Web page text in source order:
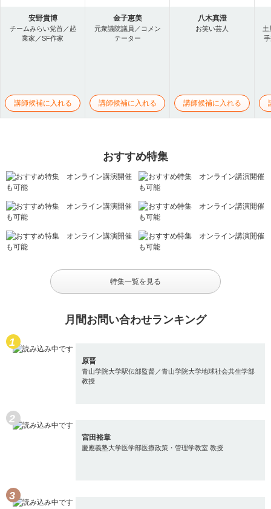
安野貴博
チームみらい党首／起
業家／SF作家
講師候補に入れる
金子恵美
元衆議院議員／コメン
テーター
講師候補に入れる
八木真澄
お笑い芸人
講師候補に入れる
土
おすすめ特集
特集一覧を見る
月間お問い合わせランキング
原晋
青山学院大学駅伝部監督／青山学院大学地球社会共生学部
教授
宮田裕章
慶應義塾大学医学部医療政策・管理学教室 教授